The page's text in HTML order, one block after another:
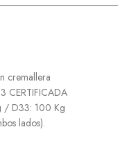
cremallera
CERTIFICADA
/ D33: 100 Kg
lados).